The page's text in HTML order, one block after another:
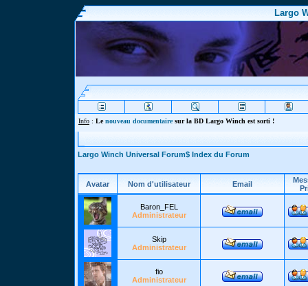
Largo
Info : Lenouveau documentairesur la BD Largo Winch est sorti !
Largo Winch Universal Forum$ Index du Forum
Avatar Nom d'utilisateur Email
Baron_FEL
Administrateur
Skip
Administrateur
fio
Administrateur